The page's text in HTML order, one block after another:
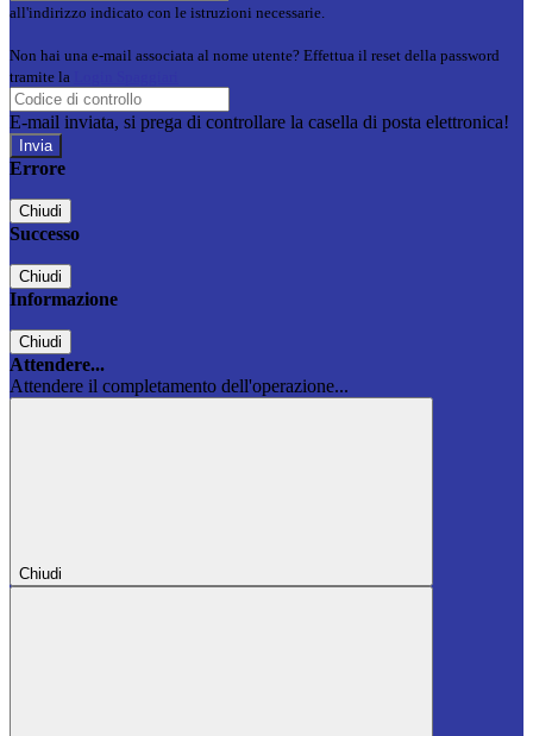
all'indirizzo indicato con le istruzioni necessarie.
Non hai una e-mail associata al nome utente? Effettua il reset della password
tramite la
E-mail inviata, si prega di controllare la casella di posta elettronica!
Errore
Chiudi
Successo
Chiudi
Informazione
Chiudi
Attendere...
Attendere il completamento dell'operazione...
Chiudi